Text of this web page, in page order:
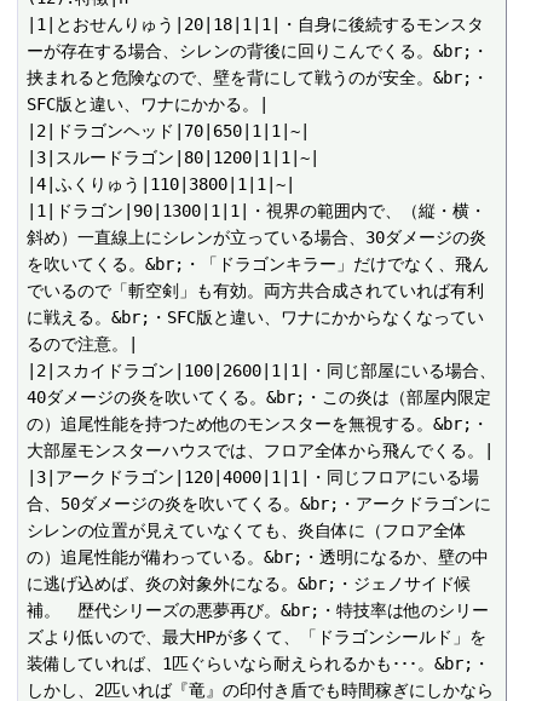
|1|とおせんりゅう|20|18|1|1|・自身に後続するモンスタ
ーが存在する場合、シレンの背後に回りこんでくる。&br;・
挟まれると危険なので、壁を背にして戦うのが安全。&br;・
SFC版と違い、ワナにかかる。|
|2|ドラゴンヘッド|70|650|1|1|~|
|3|スルードラゴン|80|1200|1|1|~|
|4|ふくりゅう|110|3800|1|1|~|
|1|ドラゴン|90|1300|1|1|・視界の範囲内で、（縦・横・
斜め）一直線上にシレンが立っている場合、30ダメージの炎
を吹いてくる。&br;・「ドラゴンキラー」だけでなく、飛ん
でいるので「斬空剣」も有効。両方共合成されていれば有利
に戦える。&br;・SFC版と違い、ワナにかからなくなってい
るので注意。|
|2|スカイドラゴン|100|2600|1|1|・同じ部屋にいる場合、
40ダメージの炎を吹いてくる。&br;・この炎は（部屋内限定
の）追尾性能を持つため他のモンスターを無視する。&br;・
大部屋モンスターハウスでは、フロア全体から飛んでくる。|
|3|アークドラゴン|120|4000|1|1|・同じフロアにいる場
合、50ダメージの炎を吹いてくる。&br;・アークドラゴンに
シレンの位置が見えていなくても、炎自体に（フロア全体
の）追尾性能が備わっている。&br;・透明になるか、壁の中
に逃げ込めば、炎の対象外になる。&br;・ジェノサイド候
補。　歴代シリーズの悪夢再び。&br;・特技率は他のシリー
ズより低いので、最大HPが多くて、「ドラゴンシールド」を
装備していれば、1匹ぐらいなら耐えられるかも･･･。&br;・
しかし、2匹いれば『竜』の印付き盾でも時間稼ぎにしかなら